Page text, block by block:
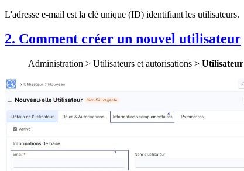
L'adresse e-mail est la clé unique (ID) identifiant les utilisateurs.
2. Comment créer un nouvel utilisateur
Administration > Utilisateurs et autorisations > Utilisateur